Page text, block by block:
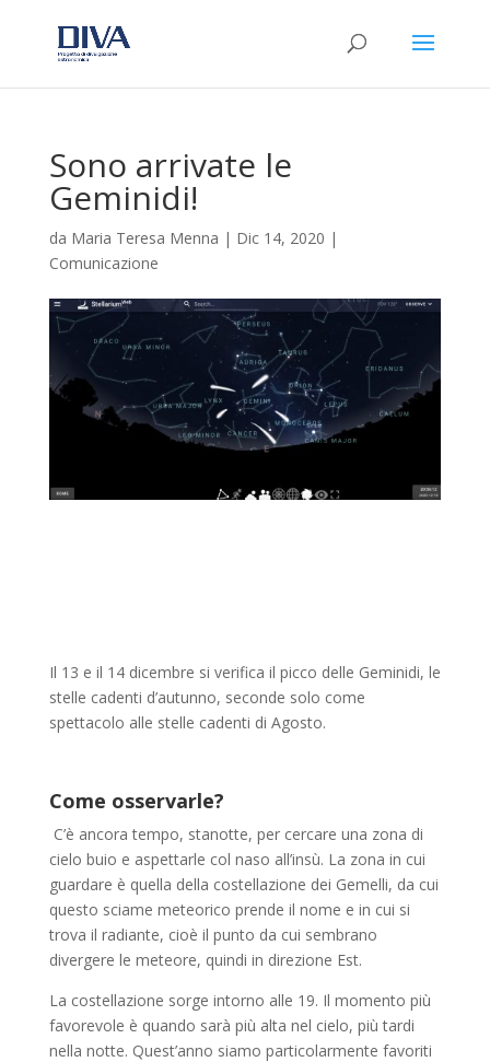
Sono arrivate le
Geminidi!
da Maria Teresa Menna | Dic 14, 2020 |
Comunicazione
Il 13 e il 14 dicembre si verifica il picco delle Geminidi, le
stelle cadenti d’autunno, seconde solo come
spettacolo alle stelle cadenti di Agosto.
Come osservarle?
C’è ancora tempo, stanotte, per cercare una zona di
cielo buio e aspettarle col naso all’insù. La zona in cui
guardare è quella della costellazione dei Gemelli, da cui
questo sciame meteorico prende il nome e in cui si
trova il radiante, cioè il punto da cui sembrano
divergere le meteore, quindi in direzione Est.
La costellazione sorge intorno alle 19. Il momento più
favorevole è quando sarà più alta nel cielo, più tardi
nella notte. Quest’anno siamo particolarmente favoriti